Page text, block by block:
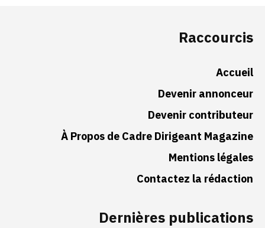
Raccourcis
Accueil
Devenir annonceur
Devenir contributeur
À Propos de Cadre Dirigeant Magazine
Mentions légales
Contactez la rédaction
Dernières publications